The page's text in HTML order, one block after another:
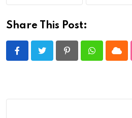
Share This Post:
PinterestWhatsappCloud